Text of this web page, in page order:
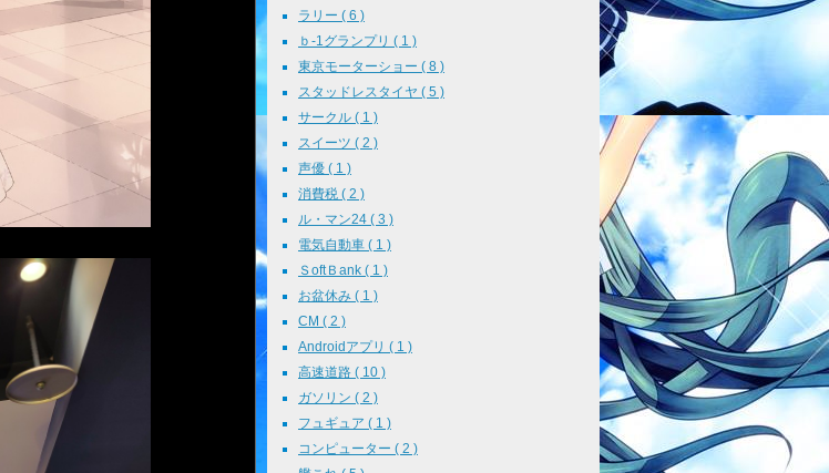
ラリー ( 6 )
ｂ-1グランプリ ( 1 )
東京モーターショー ( 8 )
スタッドレスタイヤ ( 5 )
サークル ( 1 )
スイーツ ( 2 )
声優 ( 1 )
消費税 ( 2 )
ル・マン24 ( 3 )
電気自動車 ( 1 )
ＳoftＢank ( 1 )
お盆休み ( 1 )
CM ( 2 )
Androidアプリ ( 1 )
高速道路 ( 10 )
ガソリン ( 2 )
フュギュア ( 1 )
コンピューター ( 2 )